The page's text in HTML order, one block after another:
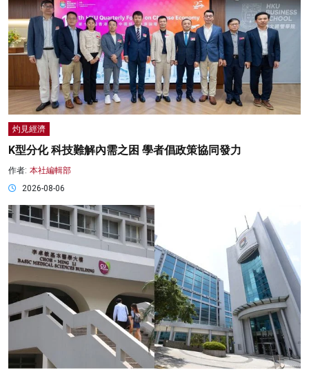
灼見經濟
K型分化 科技難解內需之困 學者倡政策協同發力
作者: 本社編輯部
2026-08-06